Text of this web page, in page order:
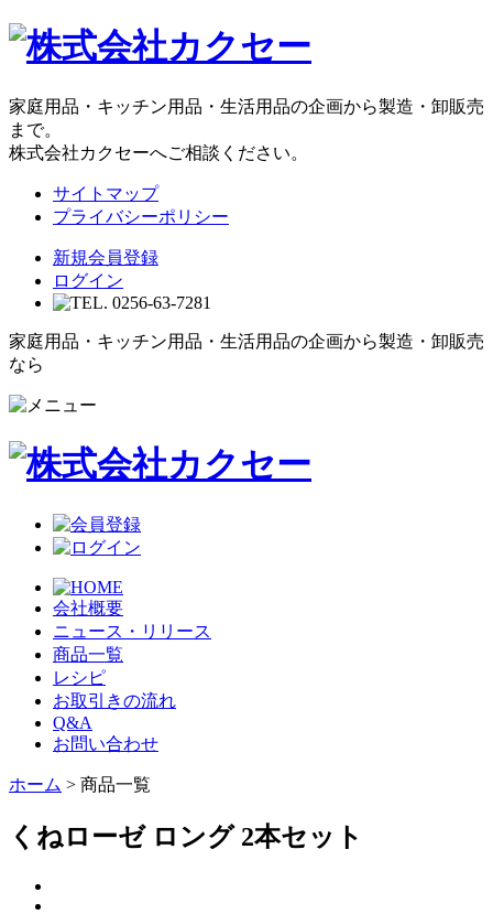
家庭用品・キッチン用品・生活用品の企画から製造・卸販売
まで。
株式会社カクセーへご相談ください。
サイトマップ
プライバシーポリシー
新規会員登録
ログイン
家庭用品・キッチン用品・生活用品の企画から製造・卸販売
なら
会社概要
ニュース・リリース
商品一覧
レシピ
お取引きの流れ
Q&A
お問い合わせ
ホーム > 商品一覧
くねローゼ ロング 2本セット